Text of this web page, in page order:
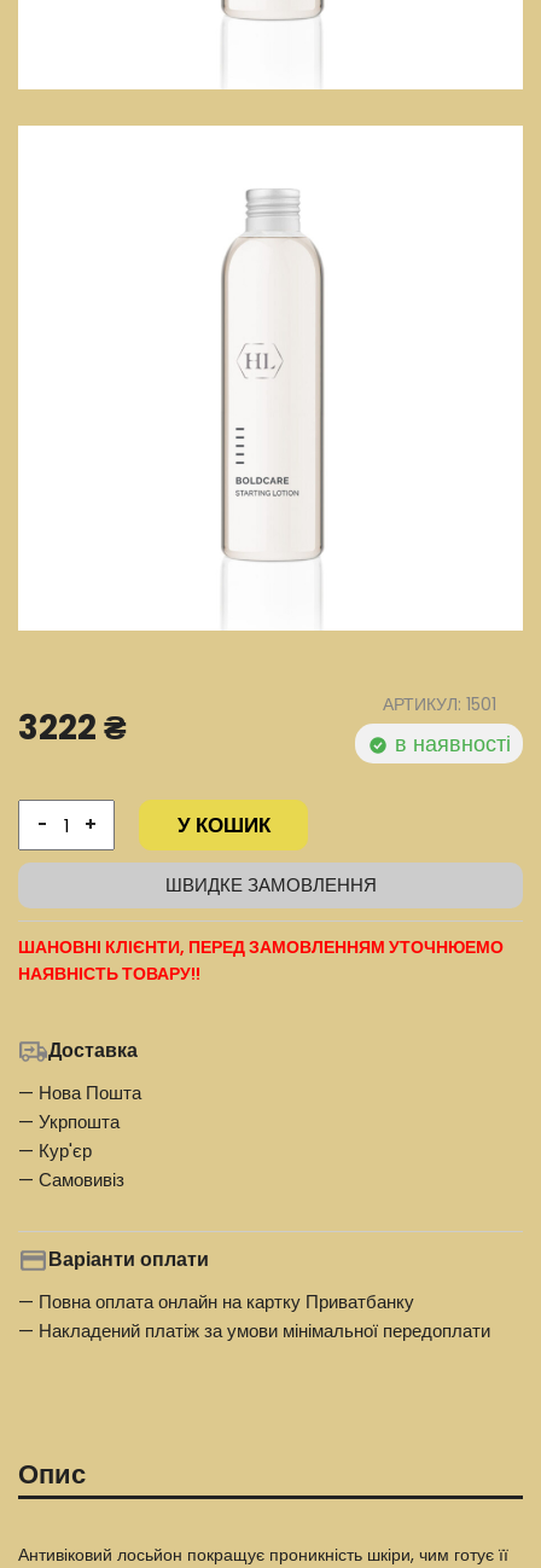
3222 ₴ АРТИКУЛ: 1501
в наявності
- + У КОШИК
ШВИДКЕ ЗАМОВЛЕННЯ
ШАНОВНІ КЛІЄНТИ, ПЕРЕД ЗАМОВЛЕННЯМ УТОЧНЮЕМО
НАЯВНІСТЬ ТОВАРУ!!
Доставка
— Нова Пошта
— Укрпошта
— Кур'єр
— Самовивіз
Варіанти оплати
— Повна оплата онлайн на картку Приватбанку
— Накладений платіж за умови мінімальної передоплати
Опис
Антивіковий лосьйон покращує проникність шкіри, чим готує її